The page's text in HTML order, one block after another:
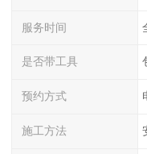
服务时间
是否带工具
预约方式
施工方法